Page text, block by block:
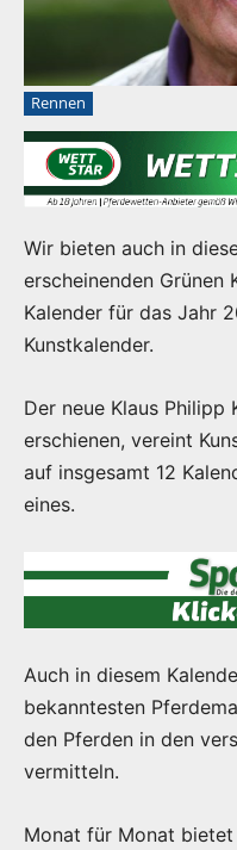
Rennen
Wir bieten auch in
erscheinenden Grünen
Kalender für das Jahr
Kunstkalender.
Der neue Klaus Philipp
erschienen, vereint
auf insgesamt 12
eines.
Auch in diesem
bekanntesten
den Pferden in den
vermitteln.
Monat für Monat